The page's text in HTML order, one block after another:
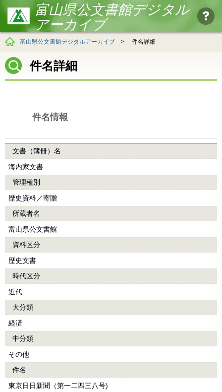
富山県公文書館デジタル
アーカイブ
富山県公文書館デジタルアーカイブ > 件名詳細
件名詳細
件名情報
文書（簿冊）名
海内家文書
管理種別
歴史資料／寄贈
所蔵者名
富山県公文書館
資料区分
歴史文書
時代区分
近代
大分類
経済
中分類
その他
件名
東京日日新聞（第一二四三八号)